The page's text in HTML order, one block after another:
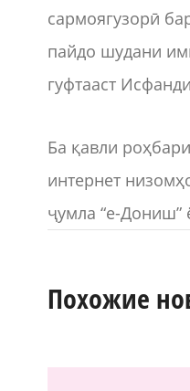
сармоягузорӣ
пайдо шудани
гуфтааст
Ба қавли
интернет
ҷумла “е-Дониш”
Похожие